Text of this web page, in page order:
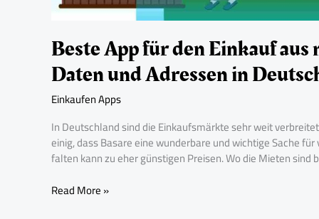
Beste App für den Einkauf
Daten und Adressen in
Einkaufen Apps
In Deutschland sind die Einkaufsmärkte sehr weit
einig, dass Basare eine wunderbare und wichtige Sache
falten kann zu eher günstigen Preisen. Wo die Mieten sind
Read More »